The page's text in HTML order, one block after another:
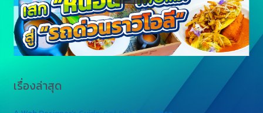
เรื่องล่าสุด